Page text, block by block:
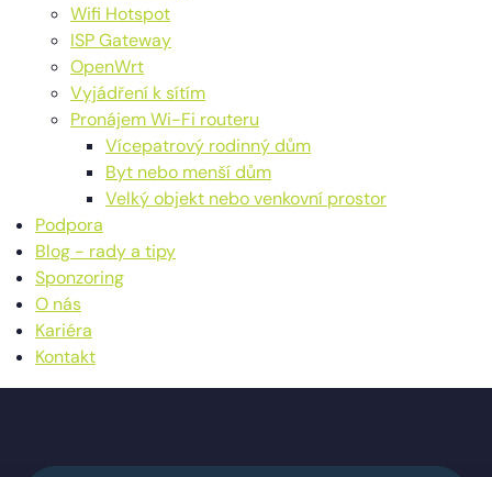
Wifi Hotspot
ISP Gateway
OpenWrt
Vyjádření k sítím
Pronájem Wi-Fi routeru
Vícepatrový rodinný dům
Byt nebo menší dům
Velký objekt nebo venkovní prostor
Podpora
Blog - rady a tipy
Sponzoring
O nás
Kariéra
Kontakt